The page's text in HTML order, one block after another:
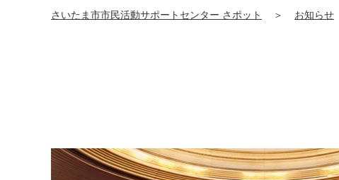
さいたま市市民活動サポートセンター さポット ＞ お知らせ